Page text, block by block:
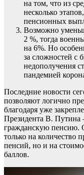
на том, что из
несколько
пенсионных
Возможно
2 %, тогда
на 6%. Но
за сложностей с
недополучения
пандемией
Последние новости
позволяют логично
благодаря уже
Президента В. Путина
гражданскую пенсию.
только на количество
пенсий, но и на
баллов.